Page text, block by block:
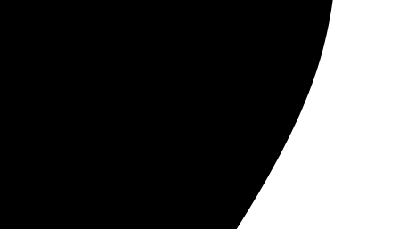
четкие. Доставка в срок, упаковка надежная.